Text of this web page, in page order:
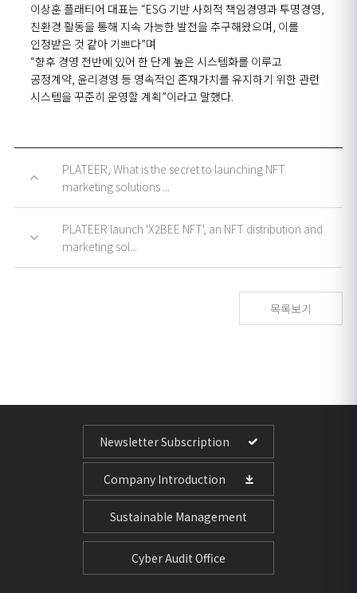
이상훈 플래티어 대표는 “ESG 기반 사회적 책임경영과 투명경영,
친환경 활동을 통해 지속 가능한 발전을 추구해왔으며, 이를
인정받은 것 같아 기쁘다”며
“향후 경영 전반에 있어 한 단계 높은 시스템화를 이루고
공정계약, 윤리경영 등 영속적인 존재가치를 유지하기 위한 관련
시스템을 꾸준히 운영할 계획”이라고 말했다.
PLATEER, What is the secret to launching NFT
marketing solutions ...
PLATEER launch 'X2BEE NFT', an NFT distribution and
marketing sol...
목록보기
Newsletter Subscription
Company Introduction
Sustainable Management
Cyber Audit Office